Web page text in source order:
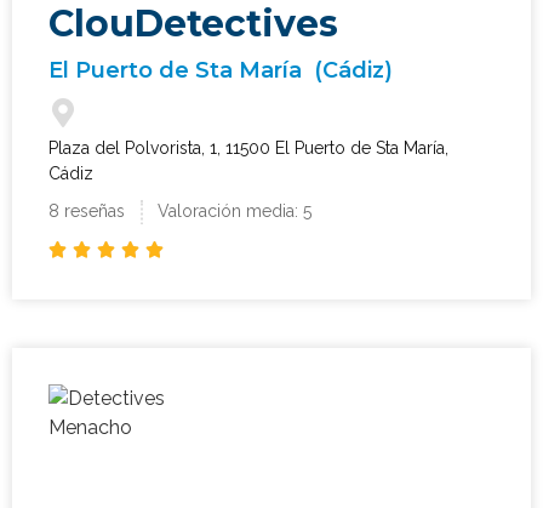
ClouDetectives
El Puerto de Sta María (Cádiz)
Plaza del Polvorista, 1, 11500 El Puerto de Sta María,
Cádiz
8 reseñas
Valoración media: 5
    